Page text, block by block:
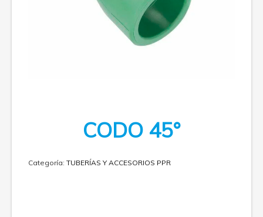
CODO 45°
Categoría: TUBERÍAS Y ACCESORIOS PPR